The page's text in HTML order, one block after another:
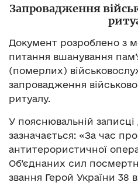
Запровадження
Документ розроблено з
питання вшанування
(померлих)
запровадження
ритуалу.
У пояснювальній
зазначається: «За час
антитерористичної
Об’єднаних сил
звання Герой України 38